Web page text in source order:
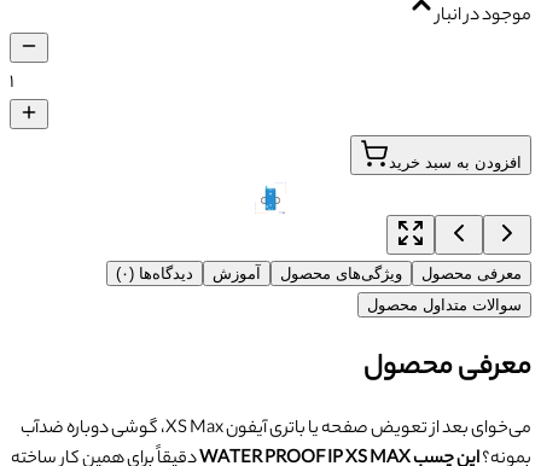
موجود در انبار
۱
افزودن به سبد خرید
معرفی محصول ویژگی‌های محصول آموزش
دیدگاه‌ها (۰)
سوالات متداول محصول
معرفی محصول
می‌خوای بعد از تعویض صفحه یا باتری آیفون XS Max، گوشی دوباره ضدآب